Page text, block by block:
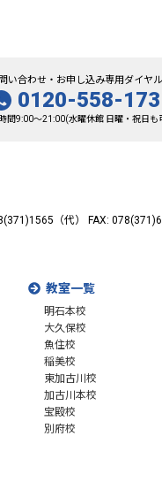
い合わせ・お申し込み専用ダイヤル
0120-558-173
間9:00～21:00(水曜休館 日曜・祝日も
（代） FAX:
教室一覧
明石本校
大久保校
魚住校
稲美校
東加古川校
加古川本校
宝殿校
別府校